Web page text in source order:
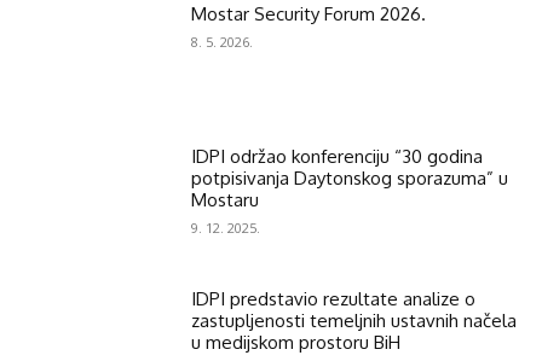
Mostar Security Forum 2026.
8. 5. 2026.
IDPI održao konferenciju “30 godina
potpisivanja Daytonskog sporazuma” u
Mostaru
9. 12. 2025.
IDPI predstavio rezultate analize o
zastupljenosti temeljnih ustavnih načela
u medijskom prostoru BiH